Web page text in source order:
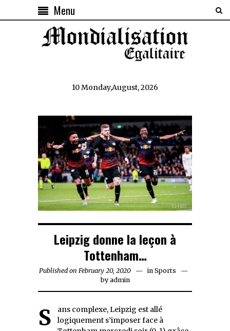
Menu
10 Monday,August, 2026
Leipzig donne la leçon à
Tottenham…
Published on February 20, 2020 February
2020
in Sports
byadmin
Sans complexe, Leipzig est allé
logiquement s’imposer face à